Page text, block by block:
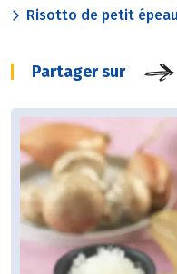
Risotto de petit
Partager sur